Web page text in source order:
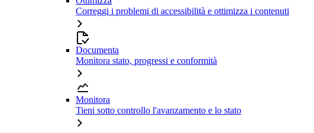
Correggi i problemi di accessibilità e ottimizza i contenuti
Documenta
Monitora stato, progressi e conformità
Monitora
Tieni sotto controllo l'avanzamento e lo stato